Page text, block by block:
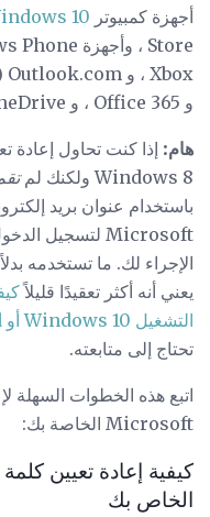
أجهزة كمبيوتر 10
و Office 365 ، و OneDrive (Skydrive سابقًا) ، و اكثر.
هام:
Windows 8 ولكنك لم
باستخدام عنوان بريد
الإجراء لك. ما تستخدمه
يعني أنه أكثر تعقيدًا قليلاً
التشغيل Windows 10 أو Windows 8 Password
تحتاج إلى متابعته.
اتبع هذه الخطوات السهلة
Microsoft الخاصة بك:
الخاص بك